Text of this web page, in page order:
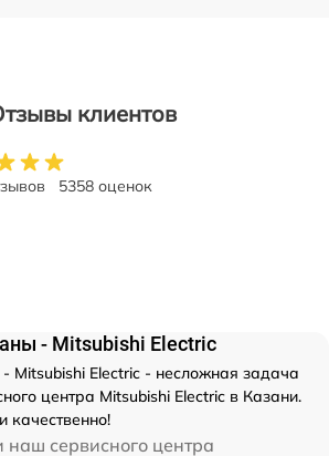
клиентов
5358 оценок
- Mitsubishi Electric
Mitsubishi Electric - несложная задача
центра Mitsubishi Electric в Казани.
качественно!
наш сервисного центра